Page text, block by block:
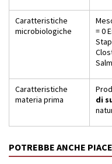
Caratteristiche
microbiologiche
= 0
Caratteristiche
materia prima
di
POTREBBE ANCHE